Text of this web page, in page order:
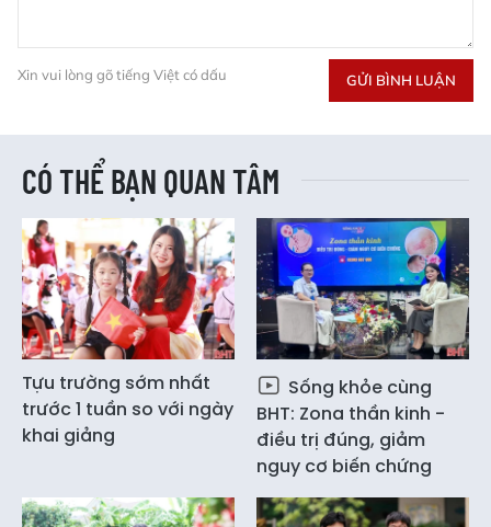
Xin vui lòng gõ tiếng Việt có dấu GỬI BÌNH LUẬN
CÓ THỂ BẠN QUAN TÂM
Tựu trường sớm nhất
trước 1 tuần so với ngày
khai giảng
Sống khỏe cùng
BHT: Zona thần kinh -
điều trị đúng, giảm
nguy cơ biến chứng